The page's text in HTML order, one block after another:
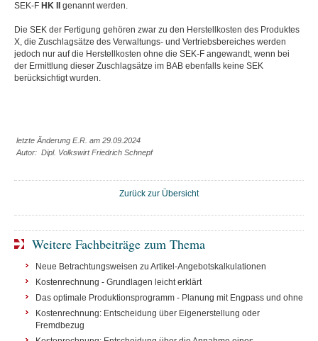
SEK-F HK II genannt werden.
Die SEK der Fertigung gehören zwar zu den Herstellkosten des Produktes
X, die Zuschlagsätze des Verwaltungs- und Vertriebsbereiches werden
jedoch nur auf die Herstellkosten ohne die SEK-F angewandt, wenn bei
der Ermittlung dieser Zuschlagsätze im BAB ebenfalls keine SEK
berücksichtigt wurden.
letzte Änderung E.R. am 29.09.2024
Autor: Dipl. Volkswirt Friedrich Schnepf
Zurück zur Übersicht
Weitere Fachbeiträge zum Thema
Neue Betrachtungsweisen zu Artikel-Angebotskalkulationen
Kostenrechnung - Grundlagen leicht erklärt
Das optimale Produktionsprogramm - Planung mit Engpass und ohne
Kostenrechnung: Entscheidung über Eigenerstellung oder
Fremdbezug